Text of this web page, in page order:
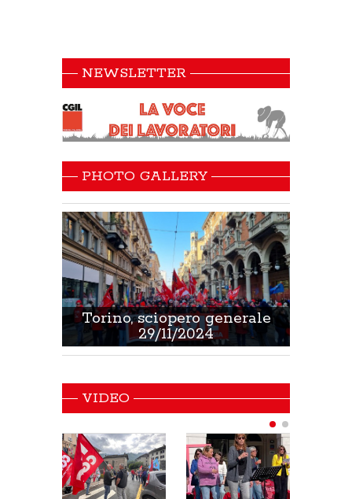
NEWSLETTER
PHOTO GALLERY
Torino, sciopero generale
29/11/2024
VIDEO